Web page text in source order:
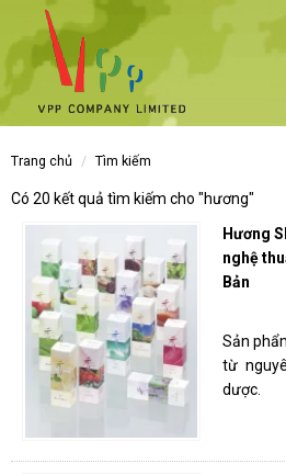
trang chủ tìm kiếm
Có 20 kết quả tìm kiếm cho "hương"
Hương
nghệ
Bản
Sản
từ
dược.